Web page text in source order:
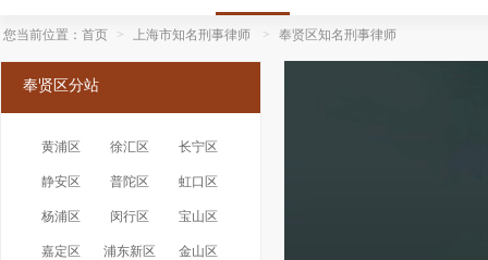
您当前位置： 首页 > 上海市知名刑事律师 > 奉贤区知名刑事律师
奉贤区分站
黄浦区 徐汇区 长宁区
静安区 普陀区 虹口区
杨浦区 闵行区 宝山区
嘉定区 浦东新区 金山区